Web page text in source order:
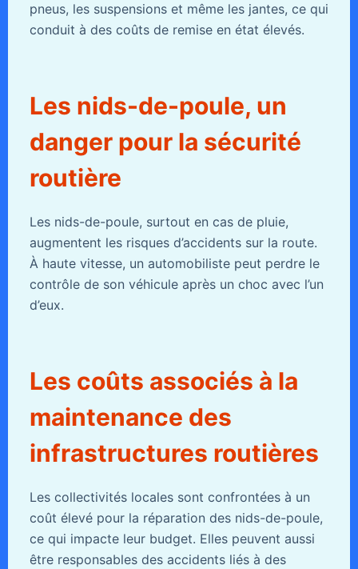
pneus, les suspensions et même les jantes, ce qui
conduit à des coûts de remise en état élevés.
Les nids-de-poule, un
danger pour la sécurité
routière
Les nids-de-poule, surtout en cas de pluie,
augmentent les risques d’accidents sur la route.
À haute vitesse, un automobiliste peut perdre le
contrôle de son véhicule après un choc avec l’un
d’eux.
Les coûts associés à la
maintenance des
infrastructures routières
Les collectivités locales sont confrontées à un
coût élevé pour la réparation des nids-de-poule,
ce qui impacte leur budget. Elles peuvent aussi
être responsables des accidents liés à des